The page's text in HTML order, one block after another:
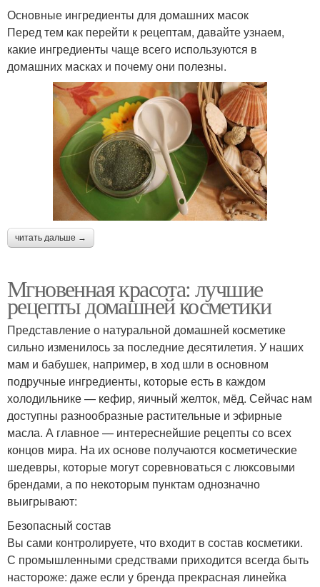
Основные ингредиенты для домашних масок
Перед тем как перейти к рецептам, давайте узнаем,
какие ингредиенты чаще всего используются в
домашних масках и почему они полезны.
читать дальше →
Мгновенная красота: лучшие
рецепты домашней косметики
Представление о натуральной домашней косметике
сильно изменилось за последние десятилетия. У наших
мам и бабушек, например, в ход шли в основном
подручные ингредиенты, которые есть в каждом
холодильнике — кефир, яичный желток, мёд. Сейчас нам
доступны разнообразные растительные и эфирные
масла. А главное — интереснейшие рецепты со всех
концов мира. На их основе получаются косметические
шедевры, которые могут соревноваться с люксовыми
брендами, а по некоторым пунктам однозначно
выигрывают:
Безопасный состав
Вы сами контролируете, что входит в состав косметики.
С промышленными средствами приходится всегда быть
настороже: даже если у бренда прекрасная линейка